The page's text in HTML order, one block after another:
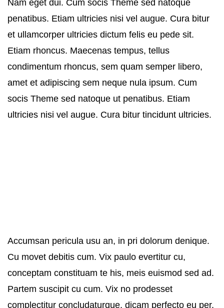
Nam eget dui. Cum socis Theme sed natoque
penatibus. Etiam ultricies nisi vel augue. Cura bitur
et ullamcorper ultricies dictum felis eu pede sit.
Etiam rhoncus. Maecenas tempus, tellus
condimentum rhoncus, sem quam semper libero,
amet et adipiscing sem neque nula ipsum. Cum
socis Theme sed natoque ut penatibus. Etiam
ultricies nisi vel augue. Cura bitur tincidunt ultricies.
Accumsan pericula usu an, in pri dolorum denique.
Cu movet debitis cum. Vix paulo evertitur cu,
conceptam constituam te his, meis euismod sed ad.
Partem suscipit cu cum. Vix no prodesset
complectitur concludaturque, dicam perfecto eu per,